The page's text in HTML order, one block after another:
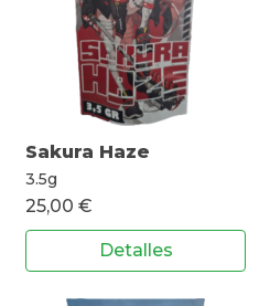
Sakura Haze
3.5g
25,00 €
Detalles